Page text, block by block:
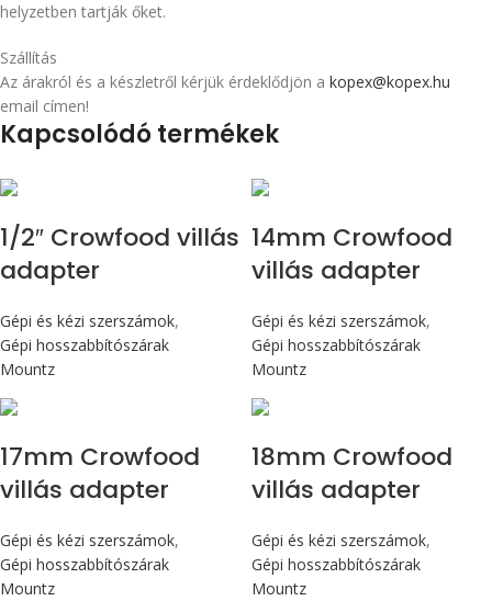
helyzetben tartják őket.
Szállítás
Az árakról és a készletről kérjük érdeklődjön a kopex@kopex.hu
email címen!
Kapcsolódó termékek
1/2″ Crowfood villás
adapter
Gépi és kézi szerszámok,
Gépi hosszabbítószárak
Mountz
14mm Crowfood
villás adapter
Gépi és kézi szerszámok,
Gépi hosszabbítószárak
Mountz
17mm Crowfood
villás adapter
Gépi és kézi szerszámok,
Gépi hosszabbítószárak
Mountz
18mm Crowfood
villás adapter
Gépi és kézi szerszámok,
Gépi hosszabbítószárak
Mountz